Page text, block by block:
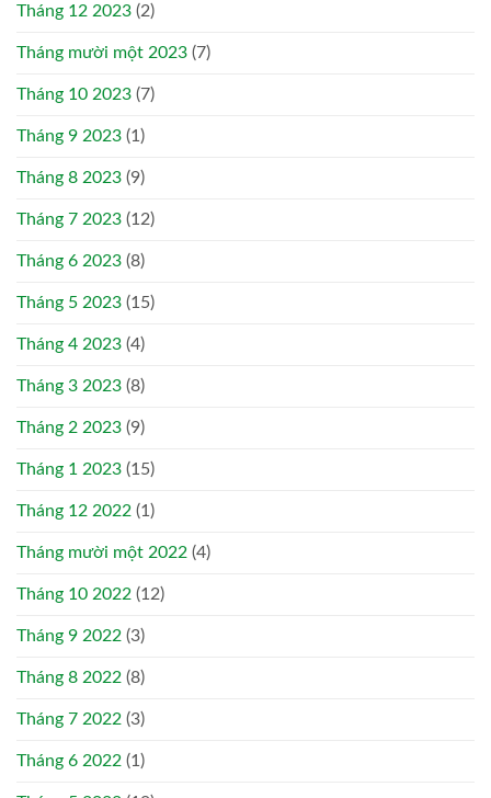
Tháng 12 2023 (2)
Tháng mười một 2023 (7)
Tháng 10 2023 (7)
Tháng 9 2023 (1)
Tháng 8 2023 (9)
Tháng 7 2023 (12)
Tháng 6 2023 (8)
Tháng 5 2023 (15)
Tháng 4 2023 (4)
Tháng 3 2023 (8)
Tháng 2 2023 (9)
Tháng 1 2023 (15)
Tháng 12 2022 (1)
Tháng mười một 2022 (4)
Tháng 10 2022 (12)
Tháng 9 2022 (3)
Tháng 8 2022 (8)
Tháng 7 2022 (3)
Tháng 6 2022 (1)